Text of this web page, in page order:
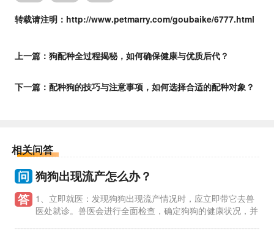
转载请注明：http://www.petmarry.com/goubaike/6777.html
上一篇： 狗配种全过程揭秘，如何确保健康与优质后代？
下一篇： 配种狗的技巧与注意事项，如何选择合适的配种对象？
相关问答
问 狗狗出现流产怎么办？
答 1、立即就医：发现狗狗出现流产情况时，应立即带它去兽
医处就诊。兽医会进行全面检查，确定狗狗的健康状况，并